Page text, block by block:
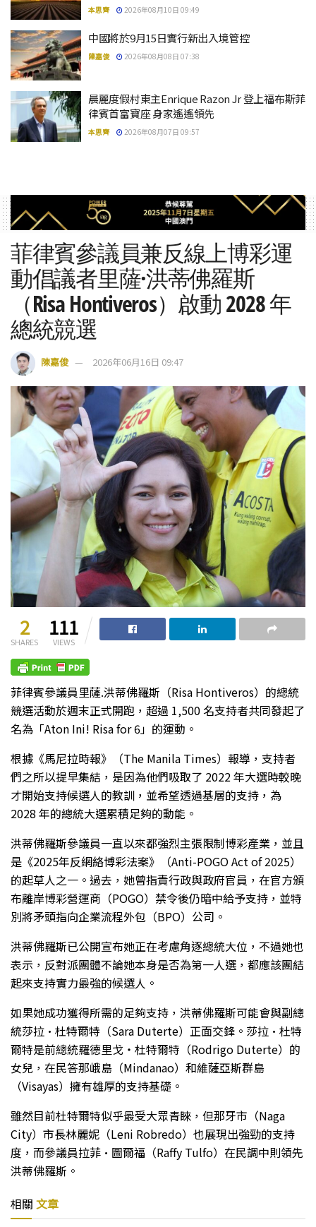
本思齊 2026年08月10日 09:49
中國將於9月15日實行新出入境管控
陳嘉俊 2026年08月08日 07:38
晨麗度假村東主Enrique Razon Jr 登上福布斯菲
律賓首富寶座 身家遙遙領先
本思齊 2026年08月07日 09:57
菲律賓參議員兼反線上博彩運
動倡議者里薩·洪蒂佛羅斯
（Risa Hontiveros）啟動 2028 年
總統競選
陳嘉俊 2026年06月16日 09:47
2
SHARES
111
VIEWS
菲律賓參議員里薩.洪蒂佛羅斯（Risa Hontiveros）的總統
競選活動於週末正式開跑，超過 1,500 名支持者共同發起了
名為「Aton Ini! Risa for 6」的運動。
根據《馬尼拉時報》（The Manila Times）報導，支持者
們之所以提早集結，是因為他們吸取了 2022 年大選時較晚
才開始支持候選人的教訓，並希望透過基層的支持，為
2028 年的總統大選累積足夠的動能。
洪蒂佛羅斯參議員一直以來都強烈主張限制博彩產業，並且
是《2025年反網絡博彩法案》（Anti-POGO Act of 2025）
的起草人之一。過去，她曾指責行政與政府官員，在官方頒
布離岸博彩營運商（POGO）禁令後仍暗中給予支持，並特
別將矛頭指向企業流程外包（BPO）公司。
洪蒂佛羅斯已公開宣布她正在考慮角逐總統大位，不過她也
表示，反對派團體不論她本身是否為第一人選，都應該團結
起來支持實力最強的候選人。
如果她成功獲得所需的足夠支持，洪蒂佛羅斯可能會與副總
統莎拉·杜特爾特（Sara Duterte）正面交鋒。莎拉·杜特
爾特是前總統羅德里戈・杜特爾特（Rodrigo Duterte）的
女兒，在民答那峨島（Mindanao）和維薩亞斯群島
（Visayas）擁有雄厚的支持基礎。
雖然目前杜特爾特似乎最受大眾青睞，但那牙市（Naga
City）市長林麗妮（Leni Robredo）也展現出強勁的支持
度，而參議員拉菲·圖爾福（Raffy Tulfo）在民調中則領先
洪蒂佛羅斯。
相關 文章